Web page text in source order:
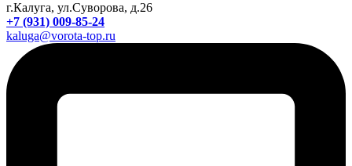
г.Калуга, ул.Суворова, д.26
+7 (931) 009-85-24
kaluga@vorota-top.ru